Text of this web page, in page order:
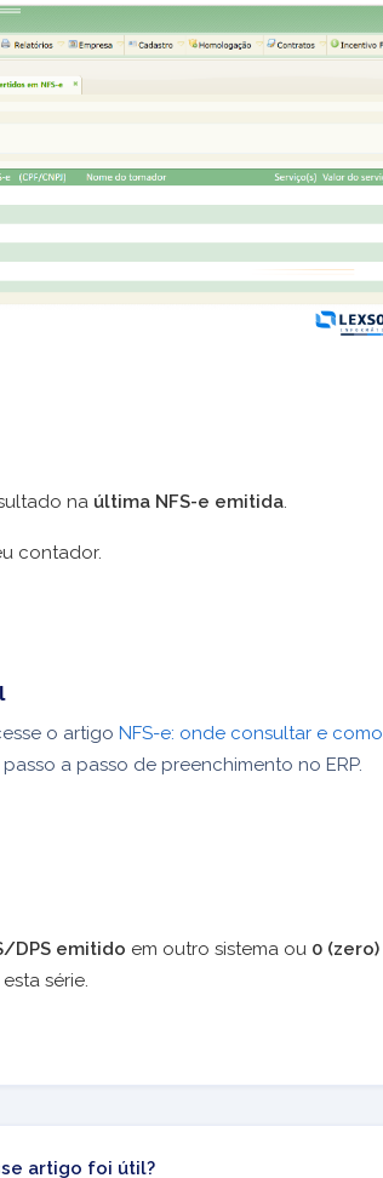
na última NFS-e emitida.
contador.
o artigo NFS-e: onde consultar e como
a passo de preenchimento no ERP.
DPS emitido em outro sistema ou 0 (zero)
série.
artigo foi útil?